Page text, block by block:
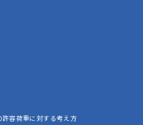
容荷重に対する考え方